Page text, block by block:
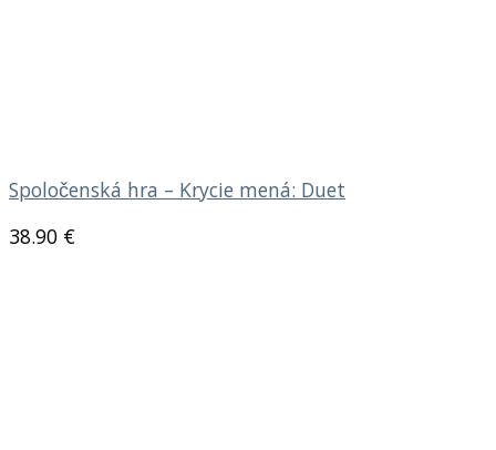
Spoločenská hra – Krycie mená: Duet
38.90 €